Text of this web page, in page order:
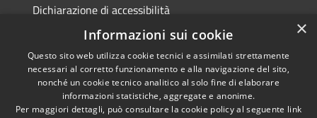
Dichiarazione di accessibilità
Accessibilità
Copyright © 2026 • Comune di
Venegono Superiore • Powered
×
Informazioni sui cookie
Questo sito web utilizza cookie tecnici e assimilati strettamente
necessari al corretto funzionamento e alla navigazione del sito,
nonché un cookie tecnico analitico al solo fine di elaborare
informazioni statistiche, aggregate e anonime.
Per maggiori dettagli, può consultare la cookie policy al seguente link